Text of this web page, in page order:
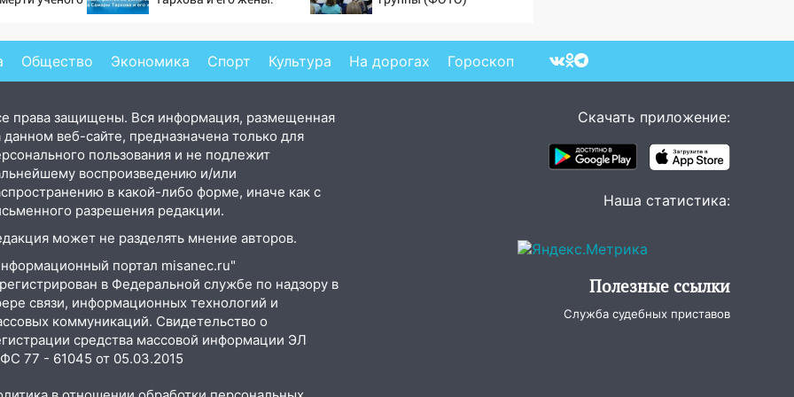
подробности
Общество Экономика Спорт Культура На дорогах Гороскоп
права защищены. Вся информация, размещенная
данном веб-сайте, предназначена только для
пользования и не подлежит
воспроизведению и/или
в какой-либо форме, иначе как с
разрешения редакции.
может не разделять мнение авторов.
портал misanec.ru"
в Федеральной службе по надзору в
связи, информационных технологий и
коммуникаций. Свидетельство о
средства массовой информации ЭЛ
77 - 61045 от 05.03.2015
Скачать приложение:
Наша статистика:
Полезные ссылки
Служба судебных приставов